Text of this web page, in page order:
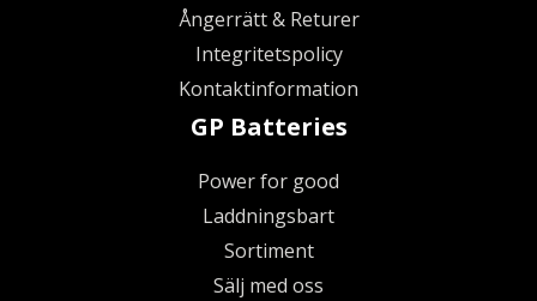
Ångerrätt & Returer
Integritetspolicy
Kontaktinformation
GP Batteries
Power for good
Laddningsbart
Sortiment
Sälj med oss